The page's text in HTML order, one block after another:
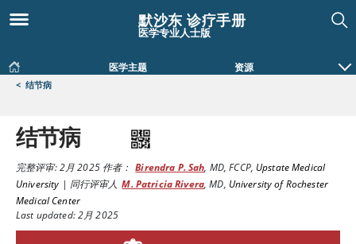
默沙东 诊疗手册
医学专业人士版
医学主题 资源
< 结节病
结节病
完整评审:2月 2025作者： Birendra P. Sah, MD, FCCP, Upstate Medical
University | 同行评审人 M. Patricia Rivera,MD, University of Rochester
Medical Center
Last updated: 2月 2025